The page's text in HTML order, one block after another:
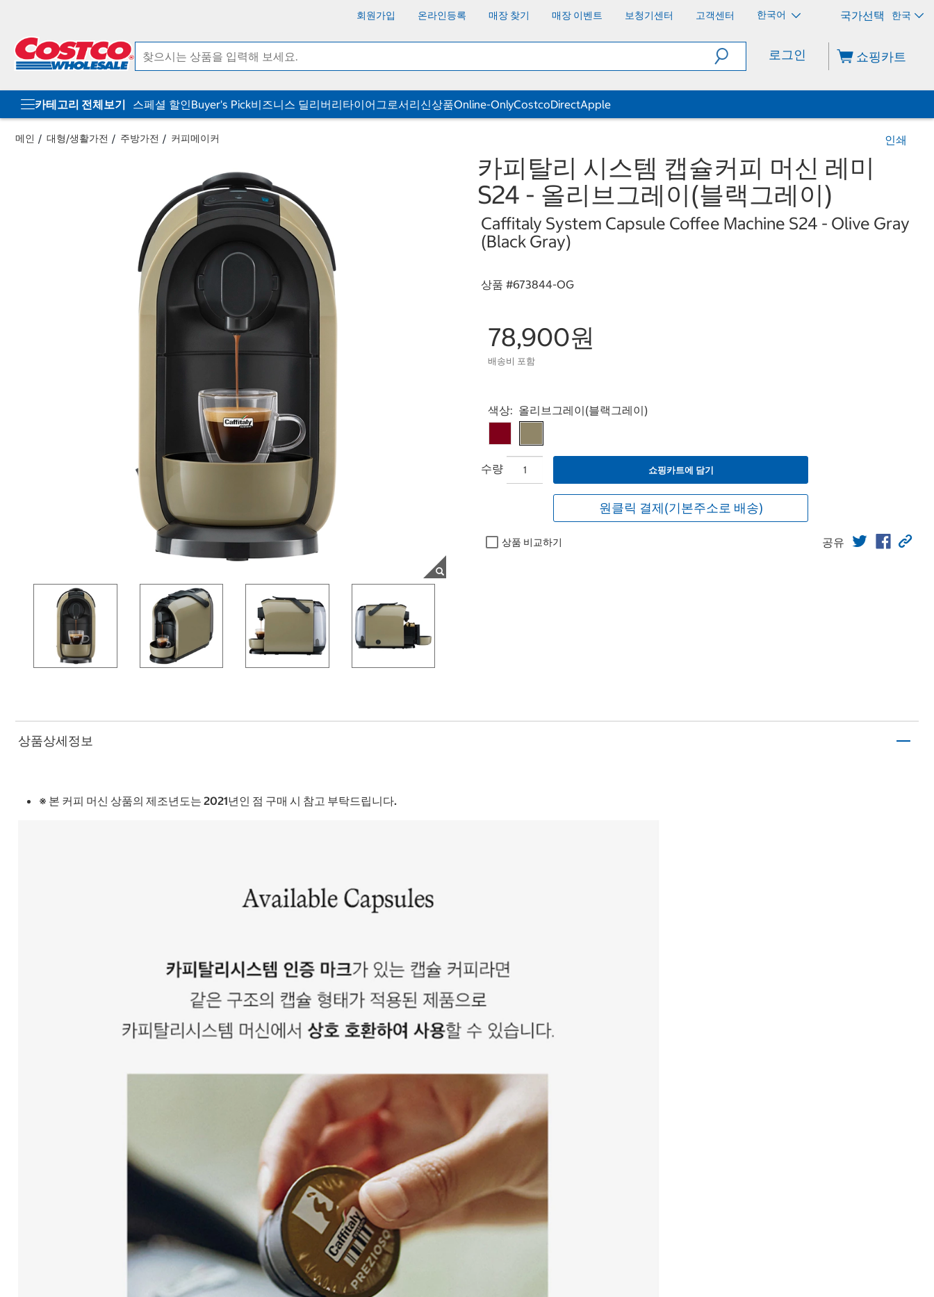
회원가입 온라인등록 매장 찾기 매장 이벤트 보청기센터 고객센터 한국어 한국
로그인 쇼핑카트
카테고리 전체보기 스페셜 할인Buyer's Pick비즈니스 딜리버리타이어그로서리신상품Online-OnlyCostcoDirectApple
메인 대형/생활가전 주방가전 커피메이커 인쇄
카피탈리 시스템 캡슐커피 머신 레미
S24 - 올리브그레이(블랙그레이)
Caffitaly System Capsule Coffee Machine S24 - Olive Gray
(Black Gray)
상품 #673844-OG
78,900원
배송비 포함
Select product
색상: 올리브그레이(블랙그레이)
수량 쇼핑카트에 담기
원클릭 결제(기본주소로 배송)
상품 비교하기 공유
상품상세정보
※ 본 커피 머신 상품의 제조년도는 2021년인 점 구매 시 참고 부탁드립니다.